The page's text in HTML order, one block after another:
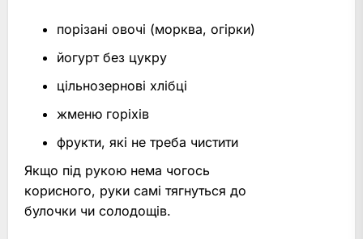
порізані овочі (морква, огірки)
йогурт без цукру
цільнозернові хлібці
жменю горіхів
фрукти, які не треба чистити
Якщо під рукою нема чогось
корисного, руки самі тягнуться до
булочки чи солодощів.